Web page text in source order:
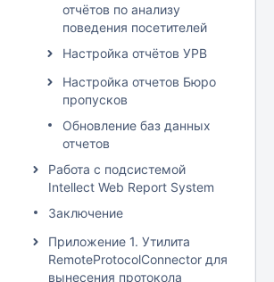
отчётов по анализу
поведения посетителей
Настройка отчётов УРВ
Настройка отчетов Бюро
пропусков
Обновление баз данных
отчетов
Работа с подсистемой
Intellect Web Report System
Заключение
Приложение 1. Утилита
RemoteProtocolConnector для
вынесения протокола